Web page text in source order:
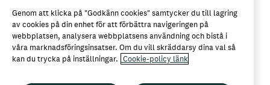
Axfoods integritetspolicy
Här kan du köpa Garant
Genom att klicka på "Godkänn cookies" samtycker du till lagring
av cookies på din enhet för att förbättra navigeringen på
webbplatsen, analysera webbplatsens användning och bistå i
våra marknadsföringsinsatser. Om du vill skräddarsy dina val så
kan du trycka på inställningar. Cookie-policy länk